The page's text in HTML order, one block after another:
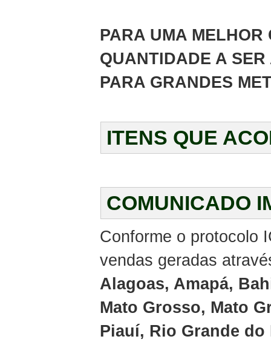
PARA UMA MELHOR
QUANTIDADE A
PARA GRANDES
ITENS QUE
COMUNICADO
Conforme o protocolo
vendas geradas
Alagoas, Amapá,
Mato Grosso, Mato
Piauí, Rio Grande